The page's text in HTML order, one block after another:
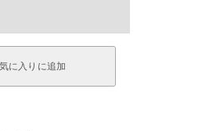
に入りに追加